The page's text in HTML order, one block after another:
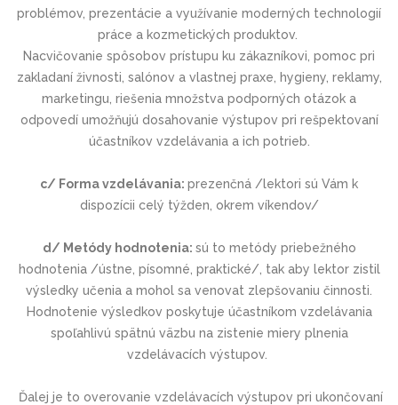
problémov, prezentácie a využívanie moderných technologií
práce a kozmetických produktov.
Nacvičovanie spôsobov prístupu ku zákazníkovi, pomoc pri
zakladaní živnosti, salónov a vlastnej praxe, hygieny, reklamy,
marketingu, riešenia množstva podporných otázok a
odpovedí umožňujú dosahovanie výstupov pri rešpektovaní
účastníkov vzdelávania a ich potrieb.
c/ Forma vzdelávania: prezenčná /lektori sú Vám k
dispozícii celý týžden, okrem víkendov/
d/ Metódy hodnotenia: sú to metódy priebežného
hodnotenia /ústne, písomné, praktické/, tak aby lektor zistil
výsledky učenia a mohol sa venovat zlepšovaniu činnosti.
Hodnotenie výsledkov poskytuje účastníkom vzdelávania
spoľahlivú spätnú väzbu na zistenie miery plnenia
vzdelávacích výstupov.
Ďalej je to overovanie vzdelávacích výstupov pri ukončovaní